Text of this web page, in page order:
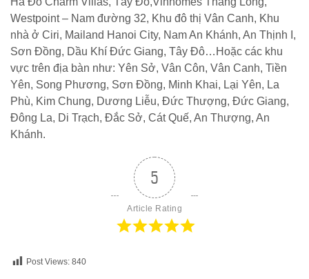
Westpoint – Nam đường 32, Khu đô thị Vân Canh, Khu
nhà ở Ciri, Mailand Hanoi City, Nam An Khánh, An Thịnh I,
Sơn Đồng, Dầu Khí Đức Giang, Tây Đô…Hoặc các khu
vực trên địa bàn như: Yên Sở, Vân Côn, Vân Canh, Tiền
Yên, Song Phương, Sơn Đồng, Minh Khai, Lại Yên, La
Phù, Kim Chung, Dương Liễu, Đức Thượng, Đức Giang,
Đông La, Di Trạch, Đắc Sở, Cát Quế, An Thượng, An
Khánh.
5
Article Rating
Post Views: 840